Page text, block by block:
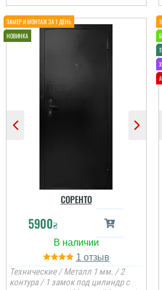
СОРЕНТО
5900₴
1
Технические / Металл 1 мм. / 2
контура / 1 замок под цилиндр с